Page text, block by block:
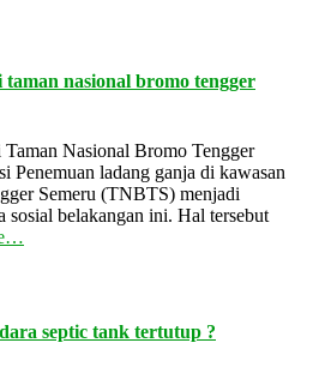
nasional bromo tengger
Nasional Bromo Tengger
Penemuan ladang ganja di kawasan
Semeru (TNBTS) menjadi
sosial belakangan ini. Hal tersebut
septic tank tertutup ?